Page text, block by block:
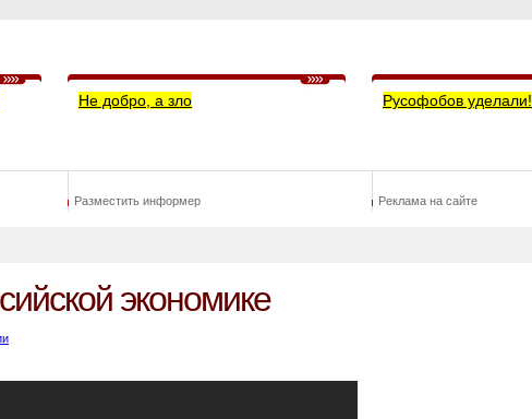
Не добро, а зло Русофобов уделали!
Разместить информер Реклама на сайте
экономике